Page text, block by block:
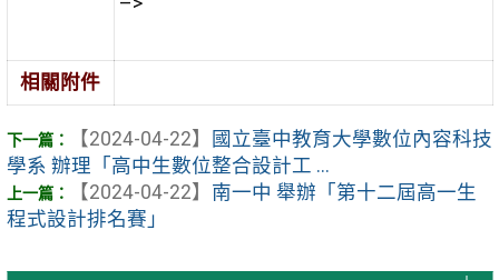
相關附件
【2024-04-22】
國立臺中教育大學數位內容科技
學系 辦理「高中生數位整合設計工 ...
【2024-04-22】 南一中 舉辦「第十二屆高一生
程式設計排名賽」